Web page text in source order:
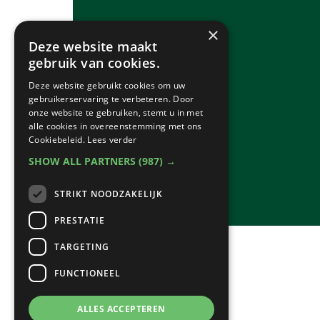
×
Deze website maakt
gebruik van cookies.
Deze website gebruikt cookies om uw
gebruikerservaring te verbeteren. Door
onze website te gebruiken, stemt u in met
alle cookies in overeenstemming met ons
Cookiebeleid. Lees verder
SHOW ALL PARTNERS (987) →
STRIKT NOODZAKELIJK
PRESTATIE
TARGETING
FUNCTIONEEL
ALLES ACCEPTEREN